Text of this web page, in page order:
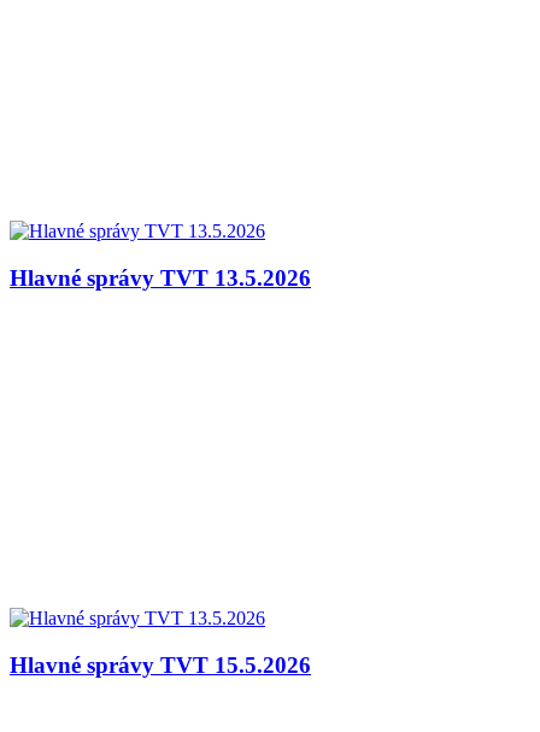
Hlavné správy TVT 13.5.2026
Hlavné správy TVT 15.5.2026